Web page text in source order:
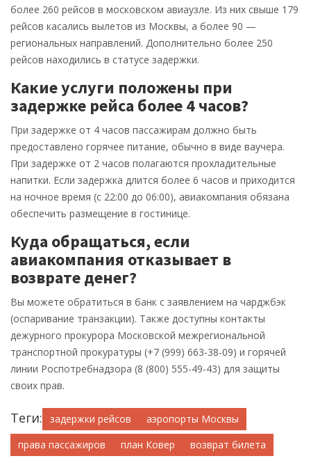
более 260 рейсов в московском авиаузле. Из них свыше 179
рейсов касались вылетов из Москвы, а более 90 —
региональных направлений. Дополнительно более 250
рейсов находились в статусе задержки.
Какие услуги положены при
задержке рейса более 4 часов?
При задержке от 4 часов пассажирам должно быть
предоставлено горячее питание, обычно в виде ваучера.
При задержке от 2 часов полагаются прохладительные
напитки. Если задержка длится более 6 часов и приходится
на ночное время (с 22:00 до 06:00), авиакомпания обязана
обеспечить размещение в гостинице.
Куда обращаться, если
авиакомпания отказывает в
возврате денег?
Вы можете обратиться в банк с заявлением на чарджбэк
(оспаривание транзакции). Также доступны контакты
дежурного прокурора Московской межрегиональной
транспортной прокуратуры (+7 (999) 663-38-09) и горячей
линии Роспотребнадзора (8 (800) 555-49-43) для защиты
своих прав.
Теги: задержки рейсов
аэропорты Москвы
права пассажиров
план Ковер возврат билета